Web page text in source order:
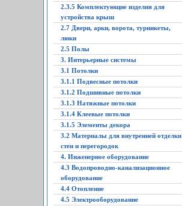
2.3.5 Комплектующие изделия для
устройства крыш
2.7 Двери, арки, ворота, турникеты,
люки
2.5 Полы
3. Интерьерные системы
3.1 Потолки
3.1.1 Подвесные потолки
3.1.2 Подшивные потолки
3.1.3 Натяжные потолки
3.1.4 Клеевые потолки
3.1.5 Элементы декора
3.2 Материалы для внутренней отделки
стен и перегородок
4. Инженерное оборудование
4.3 Водопроводно-канализационное
оборудование
4.4 Отопление
4.5 Электрооборудование